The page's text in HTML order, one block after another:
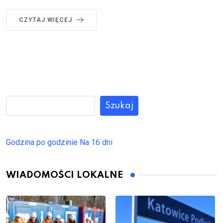
CZYTAJ WIĘCEJ
Szukaj
Godzina po godzinie Na 16 dni
WIADOMOŚCI LOKALNE